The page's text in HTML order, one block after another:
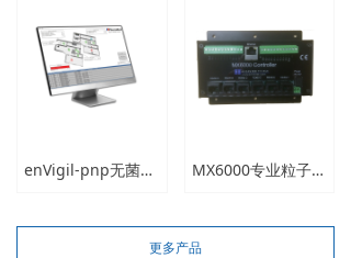
enVigil-pnp无菌测试隔离器和生物安全柜监测系统 MX6000专业粒子计数器控制器
更多产品